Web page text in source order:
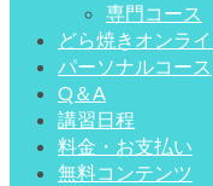
専門コース
どら焼きオンラ
パーソナルコース
Q＆A
講習日程
料金・お支払い
無料コンテンツ